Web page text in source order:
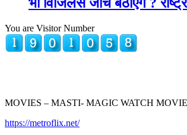
You are Visitor Number
MOVIES – MASTI- MAGIC WATCH
https://metroflix.net/